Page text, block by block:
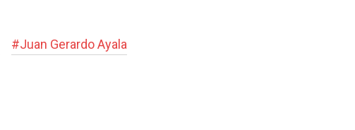
#Juan Gerardo Ayala